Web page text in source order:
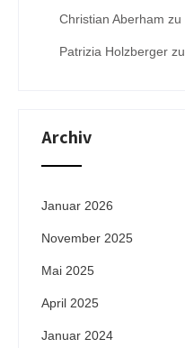
Christian Aberham zu
Patrizia Holzberger zu
Archiv
Januar 2026
November 2025
Mai 2025
April 2025
Januar 2024